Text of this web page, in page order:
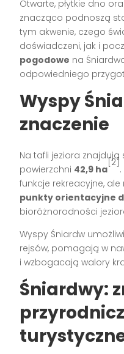
Otwarte, płytkie dno
znacząco podnoszą
tym akwenie, czego
doświadczeni, jak i
pogodowe na
odpowiedniego
Wyspy
znaczenie
Na tafli jeziora znajdują
powierzchni 42,9 ha
[2]
funkcje rekreacyjne,
punkty orientacyjne
bioróżnorodności
Wyspy Śniardw
rejsów, pomagają w
i wzbogacają walory
Śniardwy: